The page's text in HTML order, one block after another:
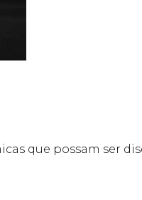
que possam ser